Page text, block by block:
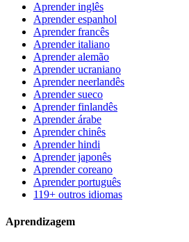
Aprender inglês
Aprender espanhol
Aprender francês
Aprender italiano
Aprender alemão
Aprender ucraniano
Aprender neerlandês
Aprender sueco
Aprender finlandês
Aprender árabe
Aprender chinês
Aprender hindi
Aprender japonês
Aprender coreano
Aprender português
119+ outros idiomas
Aprendizagem